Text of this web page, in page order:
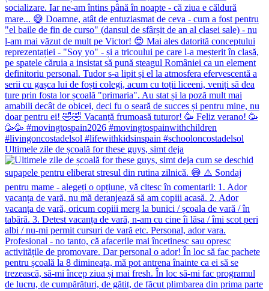
Ultimele zile de școală for these guys, simt deja